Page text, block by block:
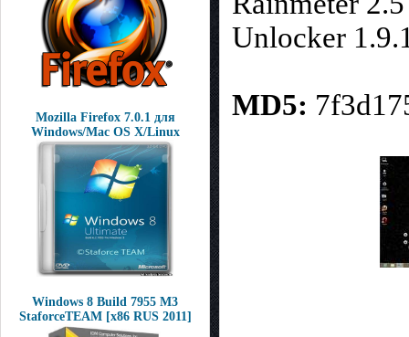
Mozilla Firefox 7.0.1 для
Windows/Mac OS X/Linux
Windows 8 Build 7955 M3
StaforceTEAM [x86 RUS 2011]
Unlocker
MD5: